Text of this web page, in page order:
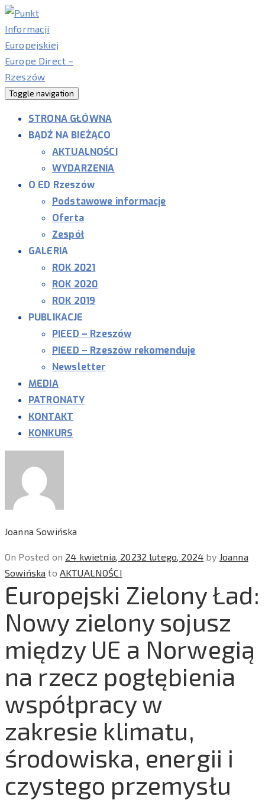
Toggle navigation
STRONA GŁÓWNA
BĄDŹ NA BIEŻĄCO
AKTUALNOŚCI
WYDARZENIA
O ED Rzeszów
Podstawowe informacje
Oferta
Zespół
GALERIA
ROK 2021
ROK 2020
ROK 2019
PUBLIKACJE
PIEED – Rzeszów
PIEED – Rzeszów rekomenduje
Newsletter
MEDIA
PATRONATY
KONTAKT
KONKURS
Joanna Sowińska
On Posted on 24 kwietnia, 20232 lutego, 2024 by Joanna
Sowińska to AKTUALNOŚCI
Europejski Zielony Ład:
Nowy zielony sojusz
między UE a Norwegią
na rzecz pogłębienia
współpracy w
zakresie klimatu,
środowiska, energii i
czystego przemysłu